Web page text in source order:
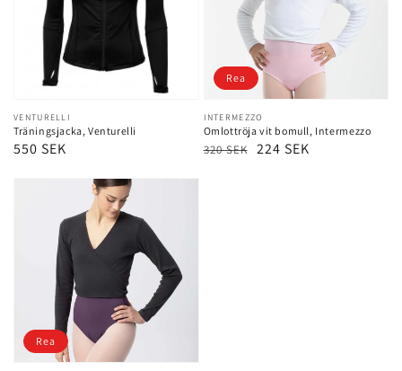
Leverantör:
VENTURELLI
Träningsjacka, Venturelli
Ordinarie
550 SEK
Leverantör:
INTERMEZZO
Omlottröja vit bomull, Intermezzo
Ordinarie
320 SEK
Försäljningspris
224 SEK
Rea
Rea